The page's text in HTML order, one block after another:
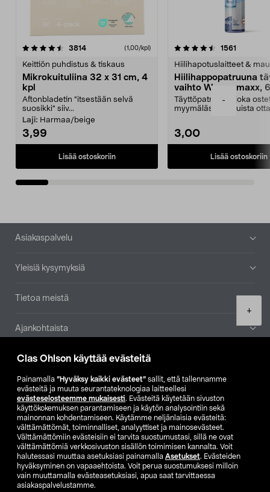
Clas Ohlson käyttää evästeitä
Painamalla ”Hyväksy kaikki evästeet” sallit, että tallennamme
evästeitä ja muuta seurantateknologiaa laitteellesi
evästeselosteemme mukaisesti. Evästeitä käytetään sivuston
käyttökokemuksen parantamiseen ja käytön analysointiin sekä
mainonnan kohdentamiseen. Käytämme neljänlaisia evästeitä:
välttämättömät, toiminnalliset, analyyttiset ja mainosevästeet.
Välttämättömiin evästeisiin ei tarvita suostumustasi, sillä ne ovat
välttämättömiä verkkosivuston sisällön toimimisen kannalta. Voit
halutessasi muuttaa asetuksiasi painamalla Asetukset. Evästeiden
hyväksyminen on vapaaehtoista. Voit perua suostumuksesi milloin
vain muuttamalla evästeasetuksiasi, apua saat tarvittaessa
asiakaspalvelustamme.
-
+
3814arvostelut (1,00/kpl)
Keittiön puhdistus & tiskaus
Mikrokuituliina 32 x 31 cm, 4
kpl
Aftonbladetin "itsestään selvä
suosikki" siiv...
Laji: Harmaa/beige
3,99
Lisää ostoskoriin
4.5viidestä
1561
Hiilihapotuslaitteet &
Hiilihappopatruuna
vaihto Wassermaxx,
Täyttöpatruuna, joka
myymälästä – muista
3,00
Lisää ostoskoriin
4.5viidestä
Alatunniste
Asiakaspalvelu
Yleisiä kysymyksiä
Tietoa meistä
Ajankohtaista
Muut yrityksemme
Etsi myymälä
SE NO FI
FI SV